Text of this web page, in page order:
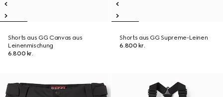
Shorts aus GG Canvas aus
Leinenmischung
6.800 kr.
Shorts aus GG Supreme-Leinen
6.800 kr.